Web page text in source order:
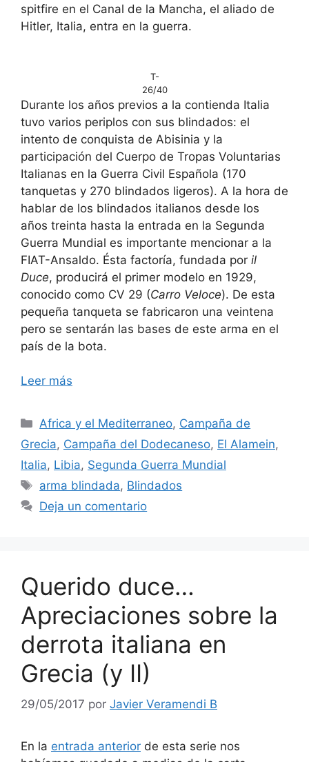
spitfire en el Canal de la Mancha, el aliado de
Hitler, Italia, entra en la guerra.
T-
26/40
Durante los años previos a la contienda Italia
tuvo varios periplos con sus blindados: el
intento de conquista de Abisinia y la
participación del Cuerpo de Tropas Voluntarias
Italianas en la Guerra Civil Española (170
tanquetas y 270 blindados ligeros). A la hora de
hablar de los blindados italianos desde los
años treinta hasta la entrada en la Segunda
Guerra Mundial es importante mencionar a la
FIAT-Ansaldo. Ésta factoría, fundada por il
Duce, producirá el primer modelo en 1929,
conocido como CV 29 (Carro Veloce). De esta
pequeña tanqueta se fabricaron una veintena
pero se sentarán las bases de este arma en el
país de la bota.
Leer más
Categorías
Africa y el Mediterraneo, Campaña de
Grecia, Campaña del Dodecaneso, El Alamein,
Italia, Libia, Segunda Guerra Mundial
Etiquetas
arma blindada, Blindados
Deja un comentario
Querido duce…
Apreciaciones sobre la
derrota italiana en
Grecia (y II)
29/05/2017 por Javier Veramendi B
En la entrada anterior de esta serie nos